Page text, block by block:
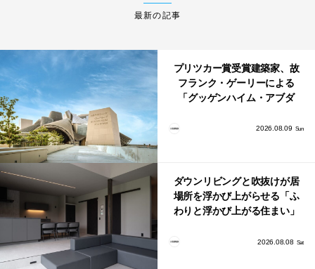
最新の記事
プリツカー賞受賞建築家、故
フランク・ゲーリーによる
「グッゲンハイム・アブダ
2026.08.09 Sun
ダウンリビングと吹抜けが居
場所を浮かび上がらせる「ふ
わりと浮かび上がる住まい」
2026.08.08 Sat